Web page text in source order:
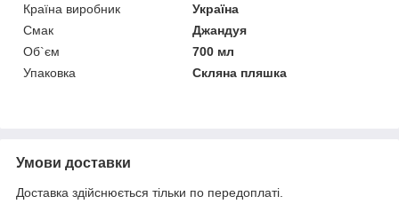
Країна виробник
Україна
Смак
Джандуя
Об`єм
700 мл
Упаковка
Скляна пляшка
Умови доставки
Доставка здійснюється тільки по передоплаті.